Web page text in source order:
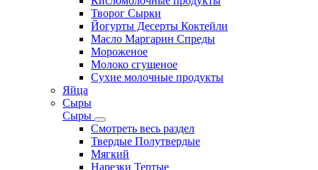
Творог Сырки
Йогурты Десерты Коктейли
Масло Маргарин Спреды
Мороженое
Молоко сгущеное
Сухие молочные продукты
Яйца
Сыры
Сыры
Смотреть весь раздел
Твердые Полутвердые
Мягкий
Нарезки Тертые